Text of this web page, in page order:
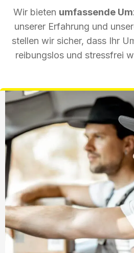
Wir bieten umfassende
unserer Erfahrung und
stellen wir sicher, dass Ihr
reibungslos und stressfrei